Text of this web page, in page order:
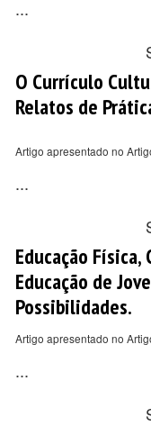
...
O Currículo
Relatos de
Artigo apresentado no
...
Educação
Educação de
Possibilidades.
Artigo apresentado no
...